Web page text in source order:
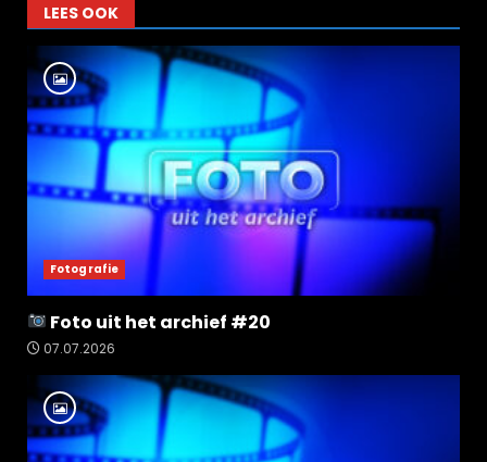
LEES OOK
Fotografie
Foto uit het archief #20
07.07.2026